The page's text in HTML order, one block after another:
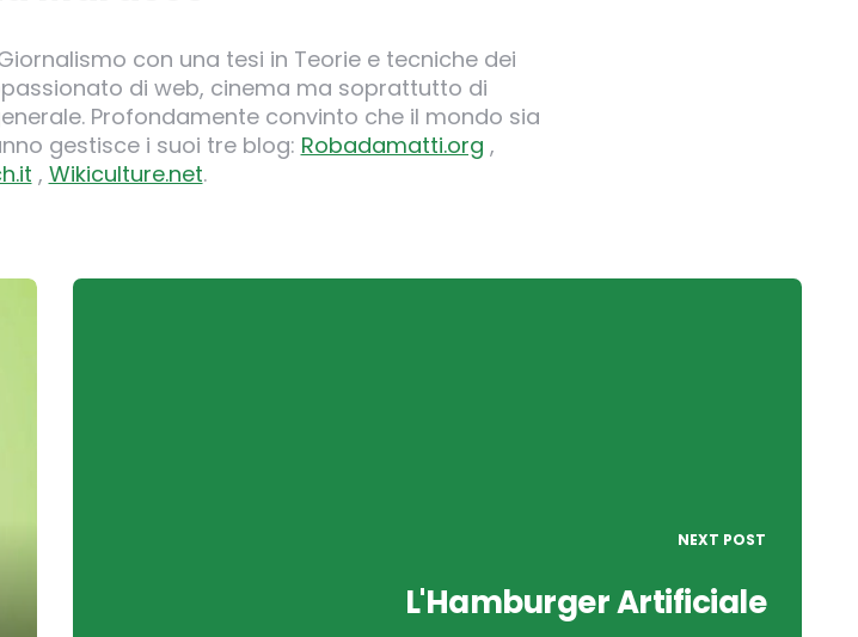
con una tesi in Teorie e tecniche dei
di web, cinema ma soprattutto di
Profondamente convinto che il mondo sia
gestisce i suoi tre blog: Robadamatti.org ,
, Wikiculture.net.
NEXT POST
L'Hamburger Artificiale